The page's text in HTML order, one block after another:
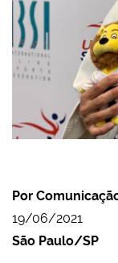
Por
19/06/2021
São Paulo/SP